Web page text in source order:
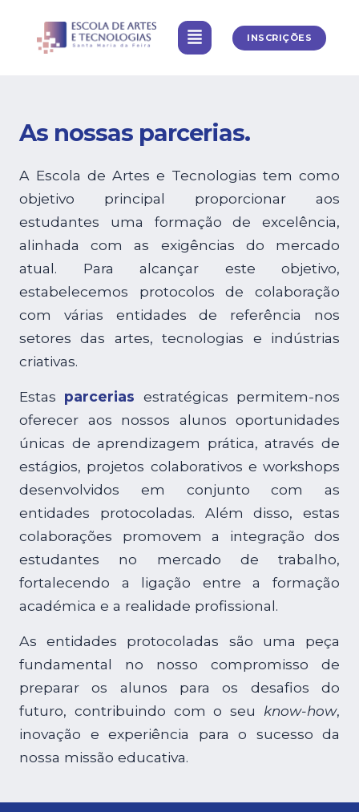
INSCRIÇÕES
As nossas parcerias.
A Escola de Artes e Tecnologias tem como
objetivo principal proporcionar aos
estudantes uma formação de excelência,
alinhada com as exigências do mercado
atual. Para alcançar este objetivo,
estabelecemos protocolos de colaboração
com várias entidades de referência nos
setores das artes, tecnologias e indústrias
criativas.
Estas parcerias estratégicas permitem-nos
oferecer aos nossos alunos oportunidades
únicas de aprendizagem prática, através de
estágios, projetos colaborativos e workshops
desenvolvidos em conjunto com as
entidades protocoladas. Além disso, estas
colaborações promovem a integração dos
estudantes no mercado de trabalho,
fortalecendo a ligação entre a formação
académica e a realidade profissional.
As entidades protocoladas são uma peça
fundamental no nosso compromisso de
preparar os alunos para os desafios do
futuro, contribuindo com o seu know-how,
inovação e experiência para o sucesso da
nossa missão educativa.
Assistente EARTEC · IA